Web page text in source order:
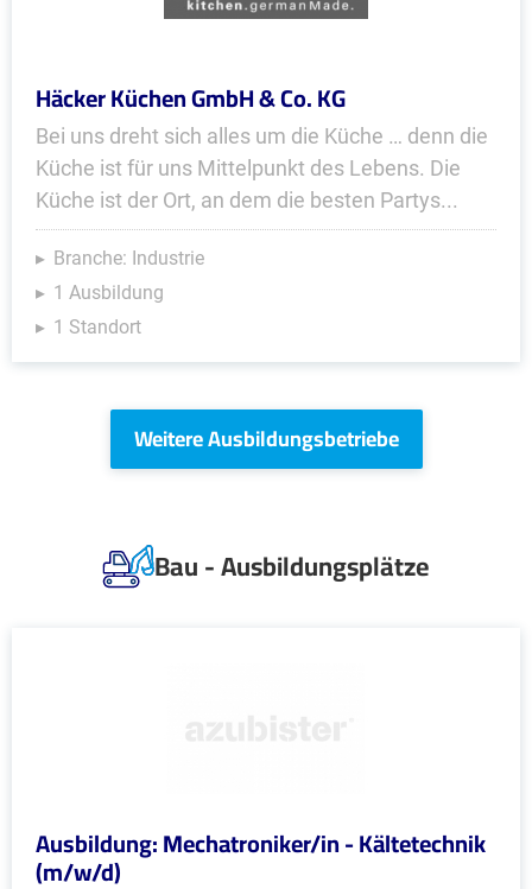
Häcker Küchen GmbH & Co. KG
Bei uns dreht sich alles um die Küche … denn die
Küche ist für uns Mittelpunkt des Lebens. Die
Küche ist der Ort, an dem die besten Partys...
Branche: Industrie
1 Ausbildung
1 Standort
Weitere Ausbildungsbetriebe
Bau - Ausbildungsplätze
Ausbildung: Mechatroniker/in - Kältetechnik
(m/w/d)